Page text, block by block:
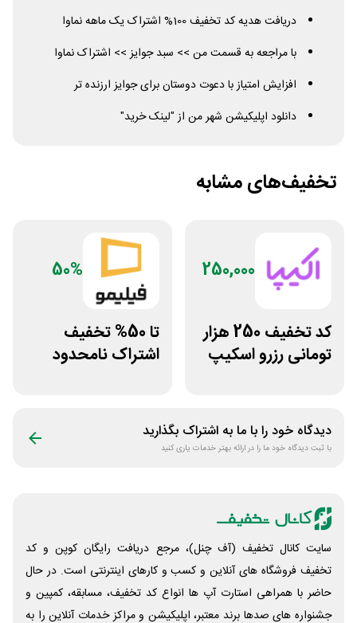
دریافت هدیه کد تخفیف 100% اشتراک یک ماهه نماوا
با مراجعه به قسمت من >> سبد جوایز >> اشتراک نماوا
افزایش امتیاز با دعوت دوستان برای جوایز ارزنده تر
دانلود اپلیکیشن شهر من از "لینک خرید"
تخفیف‌های مشابه
250,000
کد تخفیف 250 هزار
تومانی رزرو اسکیپ
50%
تا 50% تخفیف
اشتراک نامحدود
دیدگاه خود را با ما به اشتراک بگذارید
با ثبت دیدگاه خود ما را در ارائه بهتر خدمات یاری کنید
سایت کانال تخفیف (آف چنل)، مرجع دریافت رایگان کوپن و کد
تخفیف فروشگاه های آنلاین و کسب و‌ کارهای اینترنتی است. در حال
حاضر با همراهی استارت آپ ها انواع کد تخفیف، مسابقه، کمپین و
جشنواره های صدها برند معتبر، اپلیکیشن و مراکز خدمات آنلاین را به